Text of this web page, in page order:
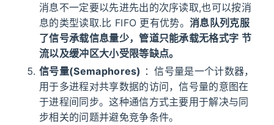
消息不一定要以先进先出的次序读取,也可以按消
息的类型读取.比 FIFO 更有优势。消息队列克服
了信号承载信息量少，管道只能承载无格式字 节
流以及缓冲区大小受限等缺点。
信号量(Semaphores) ：信号量是一个计数器，
用于多进程对共享数据的访问，信号量的意图在
于进程间同步。这种通信方式主要用于解决与同
步相关的问题并避免竞争条件。